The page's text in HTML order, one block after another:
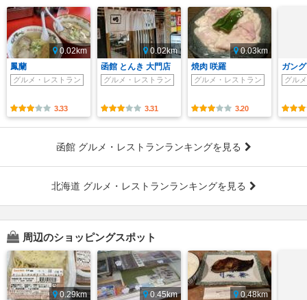
0.02km
鳳蘭
グルメ・レストラン
3.33
0.02km
函館 とんき 大門店
グルメ・レストラン
3.31
0.03km
焼肉 咲羅
グルメ・レストラン
3.20
ガン
グル
函館 グルメ・レストランランキングを見る
北海道 グルメ・レストランランキングを見る
周辺のショッピングスポット
0.29km
0.45km
0.48km